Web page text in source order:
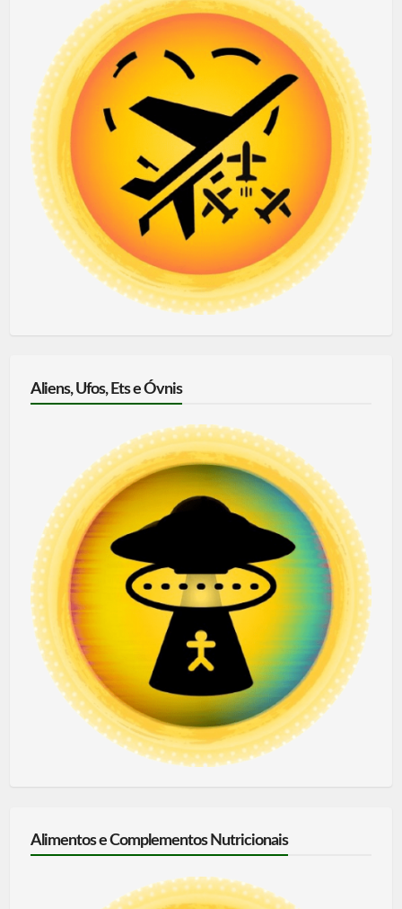
Aliens, Ufos, Ets e Óvnis
Alimentos e Complementos Nutricionais